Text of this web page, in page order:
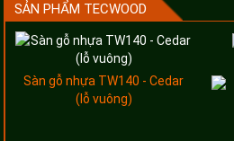
SẢN PHẨM TECWOOD
Sàn gỗ nhựa TW140 - Cedar
(lỗ vuông)